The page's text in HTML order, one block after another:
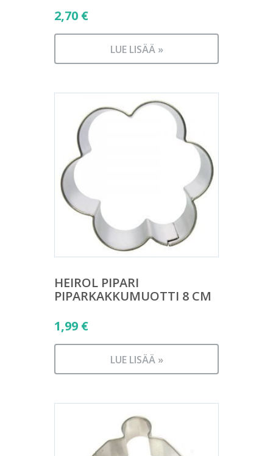
2,70 €
LUE LISÄÄ »
HEIROL PIPARI
PIPARKAKKUMUOTTI 8 CM
1,99 €
LUE LISÄÄ »